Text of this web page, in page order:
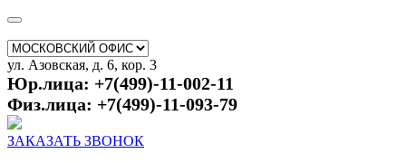
ул. Азовская, д. 6, кор. 3
Юр.лица: +7(499)-11-002-11
Физ.лица: +7(499)-11-093-79
ЗАКАЗАТЬ ЗВОНОК